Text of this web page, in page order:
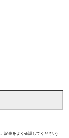
記事をよく確認してください)